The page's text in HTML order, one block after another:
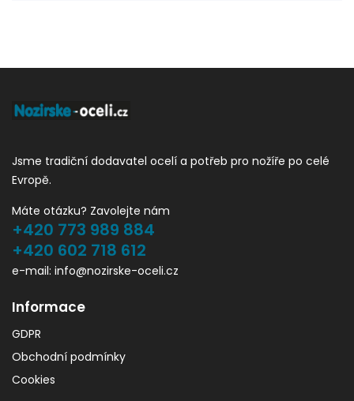
Jsme tradiční dodavatel ocelí a potřeb pro nožíře po celé
Evropě.
Máte otázku? Zavolejte nám
+420 773 989 884
+420 602 718 612
e-mail: info@nozirske-oceli.cz
Informace
GDPR
Obchodní podmínky
Cookies